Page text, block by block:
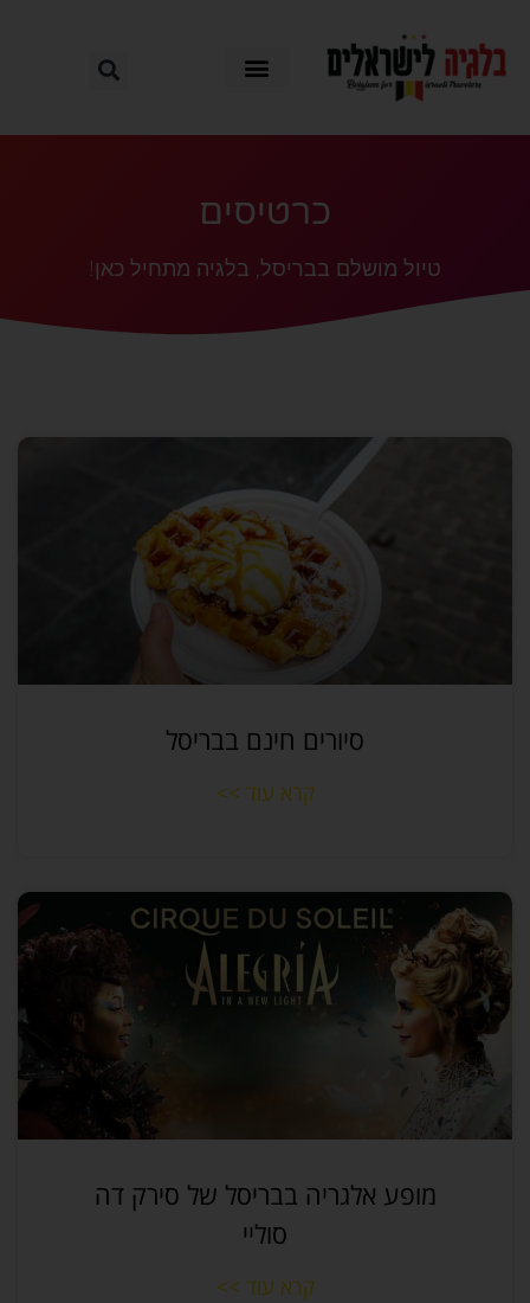
כרטיסים
טיול מושלם בבריסל, בלגיה מתחיל כאן!
סיורים חינם בבריסל
קרא עוד >>
מופע אלגריה בבריסל של סירק דה
סוליי
קרא עוד >>